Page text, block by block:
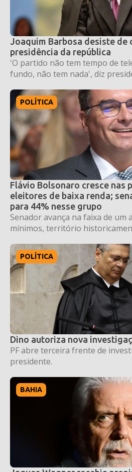
Joaquim Barbosa desiste de
presidência da república
'O partido não tem tempo de
fundo, não tem nada', diz
POLÍTICA
Flávio Bolsonaro cresce nas
eleitores de baixa renda;
para 44% nesse grupo
Senador avança na faixa de um
mínimos, território
POLÍTICA
Dino autoriza nova
PF abre terceira frente de
presidente.
BAHIA